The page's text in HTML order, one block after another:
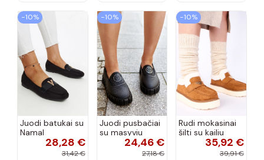
−10%
Juodi batukai su
Namal
dekoracija28,28 €
31,42 €
−10%
Juodi pusbačiai
su masyviu
padu Teska24,46 €
27,18 €
−10%
Rudi mokasinai
šilti su kailiu
35,92 €
39,91 €